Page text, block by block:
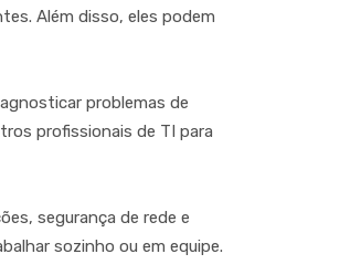
Além disso, eles podem
problemas de
profissionais de TI para
segurança de rede e
sozinho ou em equipe.